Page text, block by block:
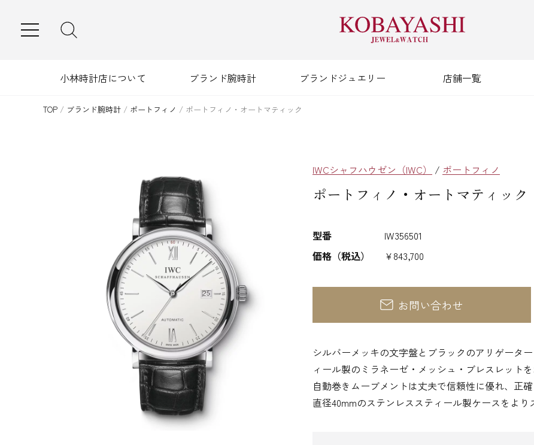
小林時計店について ブランド腕時計 ブランドジュエリー 店舗一覧
TOP / ブランド腕時計 / ポートフィノ / ポートフィノ・オートマティック
IWCシャフハウゼン（IWC） / ポートフィノ
ポートフィノ・オートマティック
型番
IW356501
価格（税込）
¥843,700
お問い合わせ
シルバーメッキの文字盤とブラックのアリゲータ
ィール製のミラネーゼ・メッシュ・ブレスレット
自動巻きムーブメントは丈夫で信頼性に優れ、正
直径40mmのステンレススティール製ケースをより